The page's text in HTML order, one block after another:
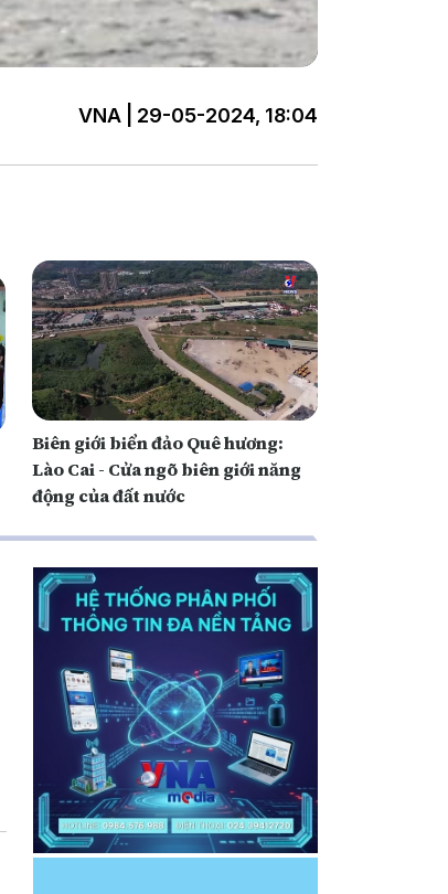
VNA | 29-05-2024, 18:04
Biên giới biển đảo Quê hương:
Lào Cai - Cửa ngõ biên giới năng
động của đất nước